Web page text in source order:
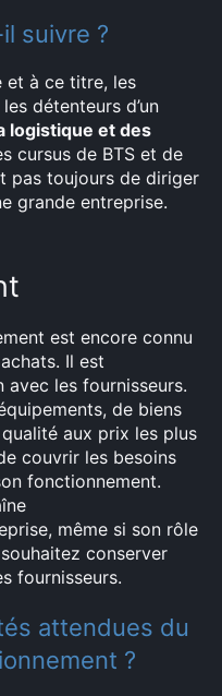
suivre ?
et à ce titre, les
détenteurs d’un
logistique et des
cursus de BTS et de
pas toujours de diriger
grande entreprise.
est encore connu
Il est
les fournisseurs.
de biens
aux prix les plus
couvrir les besoins
fonctionnement.
même si son rôle
conserver
fournisseurs.
attendues du
?